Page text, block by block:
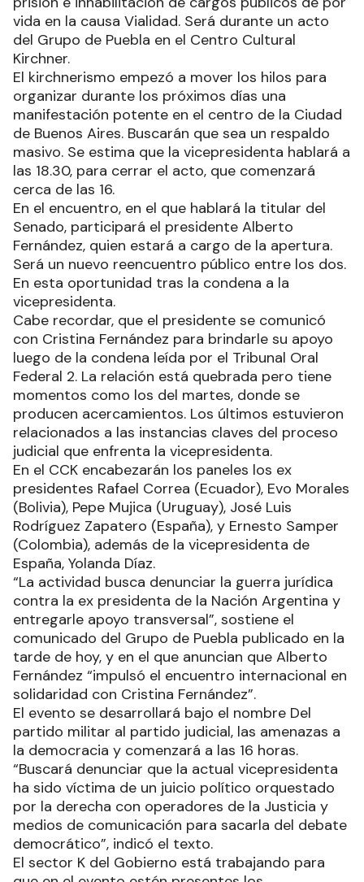
vida en la causa Vialidad. Será durante un acto
del Grupo de Puebla en el Centro Cultural
Kirchner.
El kirchnerismo empezó a mover los hilos para
organizar durante los próximos días una
manifestación potente en el centro de la Ciudad
de Buenos Aires. Buscarán que sea un respaldo
masivo. Se estima que la vicepresidenta hablará a
las 18.30, para cerrar el acto, que comenzará
cerca de las 16.
En el encuentro, en el que hablará la titular del
Senado, participará el presidente Alberto
Fernández, quien estará a cargo de la apertura.
Será un nuevo reencuentro público entre los dos.
En esta oportunidad tras la condena a la
vicepresidenta.
Cabe recordar, que el presidente se comunicó
con Cristina Fernández para brindarle su apoyo
luego de la condena leída por el Tribunal Oral
Federal 2. La relación está quebrada pero tiene
momentos como los del martes, donde se
producen acercamientos. Los últimos estuvieron
relacionados a las instancias claves del proceso
judicial que enfrenta la vicepresidenta.
En el CCK encabezarán los paneles los ex
presidentes Rafael Correa (Ecuador), Evo Morales
(Bolivia), Pepe Mujica (Uruguay), José Luis
Rodríguez Zapatero (España), y Ernesto Samper
(Colombia), además de la vicepresidenta de
España, Yolanda Díaz.
“La actividad busca denunciar la guerra jurídica
contra la ex presidenta de la Nación Argentina y
entregarle apoyo transversal”, sostiene el
comunicado del Grupo de Puebla publicado en la
tarde de hoy, y en el que anuncian que Alberto
Fernández “impulsó el encuentro internacional en
solidaridad con Cristina Fernández”.
El evento se desarrollará bajo el nombre Del
partido militar al partido judicial, las amenazas a
la democracia y comenzará a las 16 horas.
“Buscará denunciar que la actual vicepresidenta
ha sido víctima de un juicio político orquestado
por la derecha con operadores de la Justicia y
medios de comunicación para sacarla del debate
democrático”, indicó el texto.
El sector K del Gobierno está trabajando para